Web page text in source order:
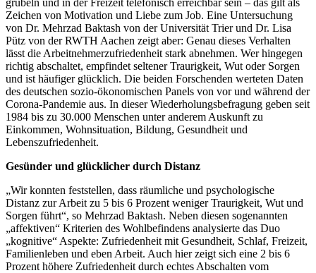
grübeln und in der Freizeit telefonisch erreichbar sein – das gilt als
Zeichen von Motivation und Liebe zum Job. Eine Untersuchung
von Dr. Mehrzad Baktash von der Universität Trier und Dr. Lisa
Pütz von der RWTH Aachen zeigt aber: Genau dieses Verhalten
lässt die Arbeitnehmerzufriedenheit stark abnehmen. Wer hingegen
richtig abschaltet, empfindet seltener Traurigkeit, Wut oder Sorgen
und ist häufiger glücklich. Die beiden Forschenden werteten Daten
des deutschen sozio-ökonomischen Panels von vor und während der
Corona-Pandemie aus. In dieser Wiederholungsbefragung geben seit
1984 bis zu 30.000 Menschen unter anderem Auskunft zu
Einkommen, Wohnsituation, Bildung, Gesundheit und
Lebenszufriedenheit.
Gesünder und glücklicher durch Distanz
„Wir konnten feststellen, dass räumliche und psychologische
Distanz zur Arbeit zu 5 bis 6 Prozent weniger Traurigkeit, Wut und
Sorgen führt“, so Mehrzad Baktash. Neben diesen sogenannten
„affektiven“ Kriterien des Wohlbefindens analysierte das Duo
„kognitive“ Aspekte: Zufriedenheit mit Gesundheit, Schlaf, Freizeit,
Familienleben und eben Arbeit. Auch hier zeigt sich eine 2 bis 6
Prozent höhere Zufriedenheit durch echtes Abschalten vom